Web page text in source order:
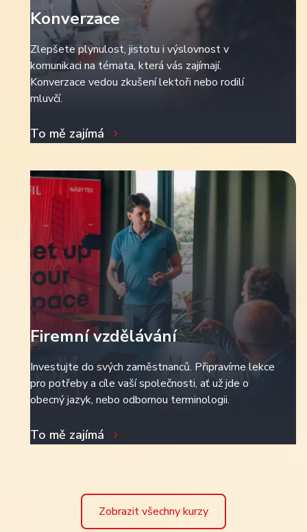
Konverzace
Zlepšete plynulost, jistotu i výslovnost v
komunikaci na témata, která vás zajímají.
Konverzace vedou zkušení lektoři nebo rodilí
mluvčí.
To mě zajímá
Firemní vzdělávání
Investujte do svých zaměstnanců. Připravíme lekce
pro potřeby a cíle vaší společnosti, ať už jde o
obecný jazyk, nebo odbornou terminologii.
To mě zajímá
Zobrazit všechny kurzy